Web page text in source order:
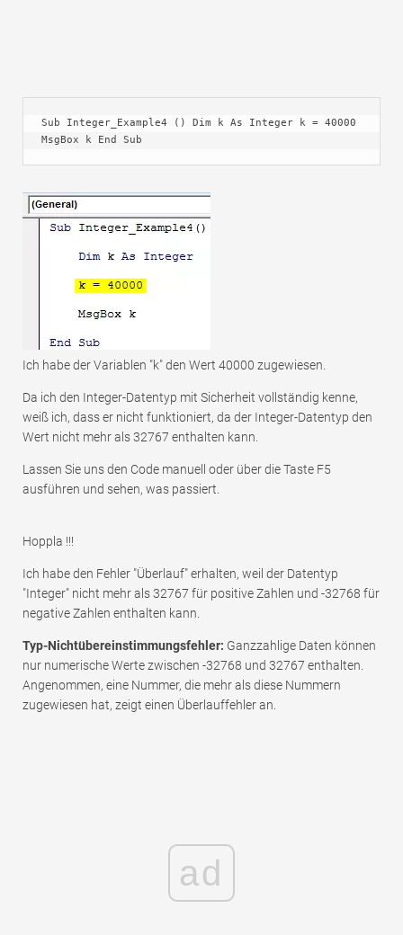
Sub Integer_Example4 () Dim k As Integer k = 40000
MsgBox k End Sub
Ich habe der Variablen "k" den Wert 40000 zugewiesen.
Da ich den Integer-Datentyp mit Sicherheit vollständig kenne,
weiß ich, dass er nicht funktioniert, da der Integer-Datentyp den
Wert nicht mehr als 32767 enthalten kann.
Lassen Sie uns den Code manuell oder über die Taste F5
ausführen und sehen, was passiert.
Hoppla !!!
Ich habe den Fehler "Überlauf" erhalten, weil der Datentyp
"Integer" nicht mehr als 32767 für positive Zahlen und -32768 für
negative Zahlen enthalten kann.
Typ-Nichtübereinstimmungsfehler: Ganzzahlige Daten können
nur numerische Werte zwischen -32768 und 32767 enthalten.
Angenommen, eine Nummer, die mehr als diese Nummern
zugewiesen hat, zeigt einen Überlauffehler an.
ad